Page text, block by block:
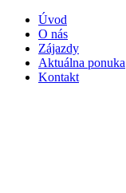
Úvod
O nás
Zájazdy
Aktuálna ponuka
Kontakt